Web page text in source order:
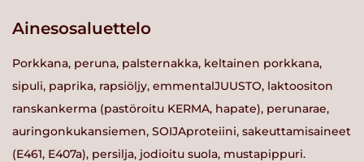
Ainesosaluettelo
Porkkana, peruna, palsternakka, keltainen porkkana,
sipuli, paprika, rapsiöljy, emmentalJUUSTO, laktoositon
ranskankerma (pastöroitu KERMA, hapate), perunarae,
auringonkukansiemen, SOIJAproteiini, sakeuttamisaineet
(E461, E407a), persilja, jodioitu suola, mustapippuri.